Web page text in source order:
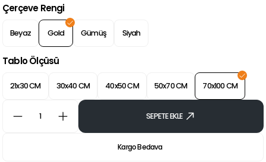
Çerçeve Rengi
Beyaz Gold Gümüş Siyah
Tablo Ölçüsü
21x30 CM 30x40 CM 40x50 CM 50x70 CM 70x100 CM
SEPETE EKLE
Kargo Bedava